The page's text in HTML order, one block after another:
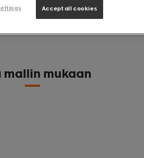
mallin mukaan
Accept all cookies